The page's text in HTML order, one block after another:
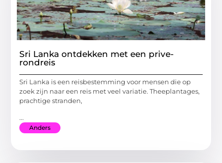
Sri Lanka ontdekken met een prive-
rondreis
Sri Lanka is een reisbestemming voor mensen die op
zoek zijn naar een reis met veel variatie. Theeplantages,
prachtige stranden,
...
Anders